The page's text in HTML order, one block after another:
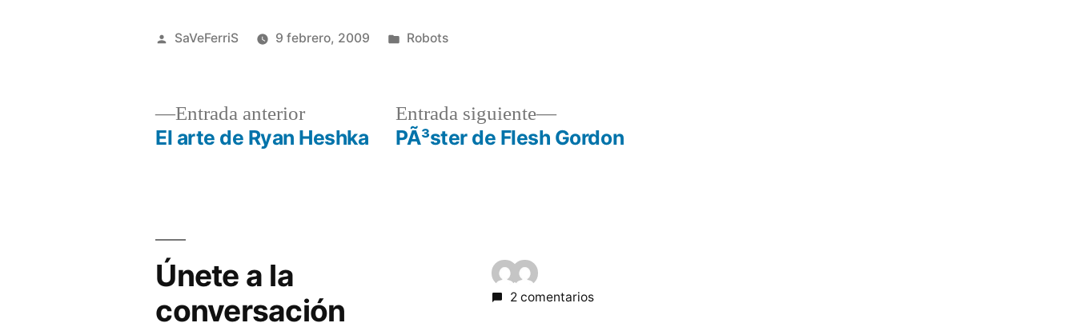
Publicado
SaVeFerriS 9 febrero, 2009
Publicado
Robots
Navegación
entradas
Entrada anteriorEntrada
anterior:
El arte de Ryan Heshka
Entrada siguiente
Entrada
siguiente:
PÃ³ster de Flesh Gordon
Únete a la
conversación
2 comentarios